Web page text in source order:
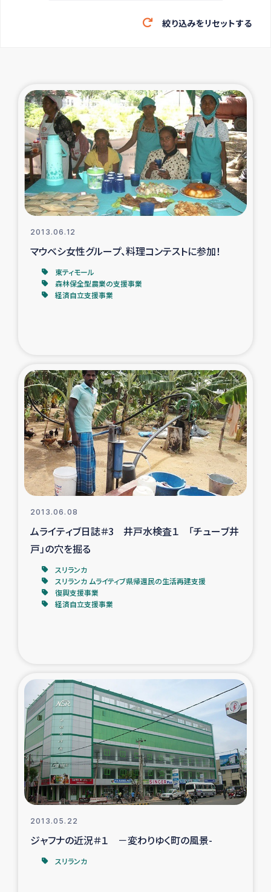
緊急救援の時代
東ティモール豪雨緊急支援
大雨による洪水被災者支援
カカオ生産者支援事業
シリア国内避難民・帰還民の生活再建支援
トルコにおけるシリア難民支援事業
インドネシア中部 スラウェシの地震・津波被災者支援
スリランカ ムライティブ県帰還民の生活再建支援
スリランカ南部洪水被災者支援
スリランカの南北女性をつなぐサリー・リサイクル・プロ
ジェクト
復興支援事業
民際教育事業
令和6年能登半島地震 緊急支援
タイ国境ミャンマー移民子ども支援
漁民によるマングローブ植林活動
レバノンでのシリア難民への食糧・越冬支援
レバノンにおける緊急支援
レバノンでのシリア難民・レバノン人への農業支援
絞り込みをリセットする
2013.06.12
マウベシ女性グループ、料理コンテストに参加！
東ティモール
森林保全型農業の支援事業
経済自立支援事業
2013.06.08
ムライティブ日誌＃3 井戸水検査１ 「チューブ井
戸」の穴を掘る
スリランカ
スリランカ ムライティブ県帰還民の生活再建支援
復興支援事業
経済自立支援事業
2013.05.22
ジャフナの近況＃１ －変わりゆく町の風景-
スリランカ